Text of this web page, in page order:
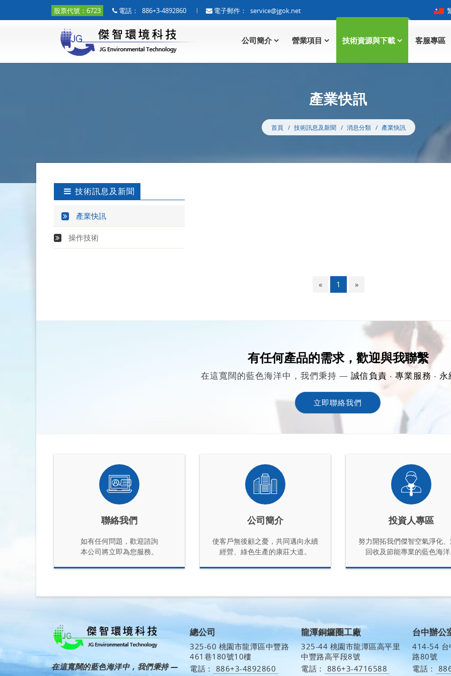
股票代號：6723 電話： 886+3-4892860 電子郵件： service@jgok.net
公司簡介 營業項目 技術資源與下載 客服專區
產業快訊
首頁 技術訊息及新聞 消息分類 產業快訊
技術訊息及新聞
產業快訊
操作技術
« 1 »
有任何產品的需求，歡迎與我聯繫
在這寬闊的藍色海洋中，我們秉持 — 誠信負責 ‧ 專業服務 ‧ 永
立即聯絡我們
聯絡我們
如有任何問題，歡迎諮詢
本公司將立即為您服務。
公司簡介
使客戶無後顧之憂，共同邁向永續
經營、綠色生產的康莊大道。
投資人專區
努力開拓我們傑智空氣淨化
回收及節能專業的藍色海
在這寬闊的藍色海洋中，我們秉持 —
總公司
325-60 桃園市龍潭區中豐路
461巷180號10樓
電話：
886+3-4892860
龍潭銅鑼圈工廠
325-44 桃園市龍潭區高平里
中豐路高平段8號
電話：
886+3-4716588
台中辦公
414-54 台
路80號
電話：